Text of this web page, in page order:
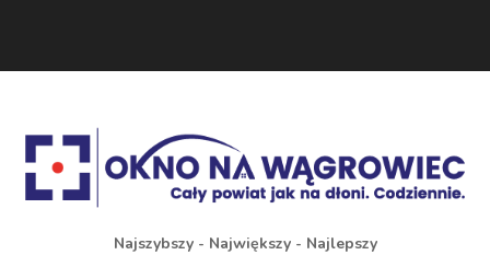
Najszybszy - Największy - Najlepszy